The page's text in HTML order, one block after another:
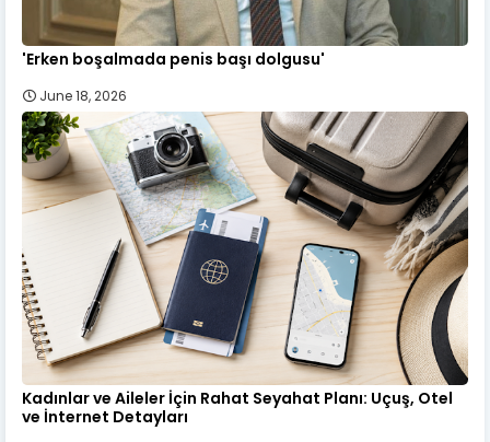
'Erken boşalmada penis başı dolgusu'
June 18, 2026
Kadınlar ve Aileler İçin Rahat Seyahat Planı: Uçuş, Otel
ve İnternet Detayları